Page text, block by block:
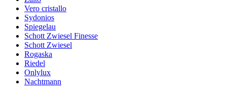
Un buon vino merita un bicchiere dedicato!
Tipo di vetroCalice Riesling
Diametro (cm)
Capacità (cl)
Incisione
Vero cristallo
Sydonios
Spiegelau
Schott Zwiesel Finesse
Schott Zwiesel
Rogaska
Riedel
Onlylux
Nachtmann